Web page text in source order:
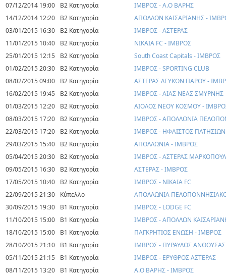
07/12/2014 19:00
Β2 Κατηγορία
ΙΜΒΡΟΣ - Α.Ο ΒΑΡΗΣ
14/12/2014 12:20
Β2 Κατηγορία
ΑΠΟΛΛΩΝ ΚΑΙΣΑΡΙΑΝΗΣ -
03/01/2015 16:30
Β2 Κατηγορία
ΙΜΒΡΟΣ - ΑΣΤΕΡΑΣ
11/01/2015 10:40
Β2 Κατηγορία
ΝΙΚΑΙΑ FC - ΙΜΒΡΟΣ
25/01/2015 12:15
Β2 Κατηγορία
South Coast Capitals - ΙΜΒΡΟΣ
01/02/2015 20:30
Β2 Κατηγορία
ΙΜΒΡΟΣ - SPORTING CLUB
08/02/2015 09:00
Β2 Κατηγορία
ΑΣΤΕΡΑΣ ΛΕΥΚΩΝ ΠΑΡΟΥ -
16/02/2015 19:45
Β2 Κατηγορία
ΙΜΒΡΟΣ - ΑΙΑΣ ΝΕΑΣ ΣΜΥΡΝΗΣ
01/03/2015 12:20
Β2 Κατηγορία
ΑΙΟΛΟΣ ΝΕΟΥ ΚΟΣΜΟΥ -
08/03/2015 17:20
Β2 Κατηγορία
ΙΜΒΡΟΣ - ΑΠΟΛΛΩΝΙΑ
22/03/2015 17:20
Β2 Κατηγορία
ΙΜΒΡΟΣ - ΗΦΑΙΣΤΟΣ ΠΑΤΗΣΙΩΝ
29/03/2015 15:40
Β2 Κατηγορία
ΑΠΟΛΛΩΝΙΑ - ΙΜΒΡΟΣ
05/04/2015 20:30
Β2 Κατηγορία
ΙΜΒΡΟΣ - ΑΣΤΕΡΑΣ
09/05/2015 16:30
Β2 Κατηγορία
ΑΣΤΕΡΑΣ - ΙΜΒΡΟΣ
17/05/2015 10:40
Β2 Κατηγορία
ΙΜΒΡΟΣ - ΝΙΚΑΙΑ FC
22/09/2015 21:30
Κύπελλο
ΑΠΟΛΛΩΝΙΑ
30/09/2015 19:30
Β1 Κατηγορία
ΙΜΒΡΟΣ - LODGE FC
11/10/2015 15:00
Β1 Κατηγορία
ΙΜΒΡΟΣ - ΑΠΟΛΛΩΝ
18/10/2015 15:00
Β1 Κατηγορία
ΠΑΓΚΡΗΤΙΟΣ ΕΝΩΣΗ - ΙΜΒΡΟΣ
28/10/2015 21:10
Β1 Κατηγορία
ΙΜΒΡΟΣ - ΠΥΡΑΥΛΟΣ ΑΝΘΟΥΣΑΣ
05/11/2015 21:15
Β1 Κατηγορία
ΙΜΒΡΟΣ - ΕΡΥΘΡΟΣ ΑΣΤΕΡΑΣ
08/11/2015 13:20
Β1 Κατηγορία
Α.Ο ΒΑΡΗΣ - ΙΜΒΡΟΣ